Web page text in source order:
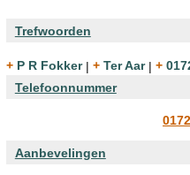
Trefwoorden
+ P R Fokker| + Ter Aar|
+
Telefoonnummer
Aanbevelingen